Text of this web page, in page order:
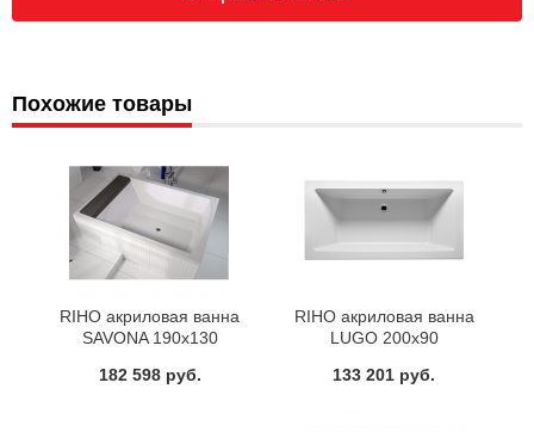
Похожие товары
RIHO акриловая ванна
SAVONA 190х130
182 598 руб.
RIHO акриловая ванна
LUGO 200х90
133 201 руб.